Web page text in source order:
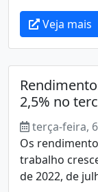
Veja mais
2,5% no
terça-feira,
Os
trabalho
de 2022, de